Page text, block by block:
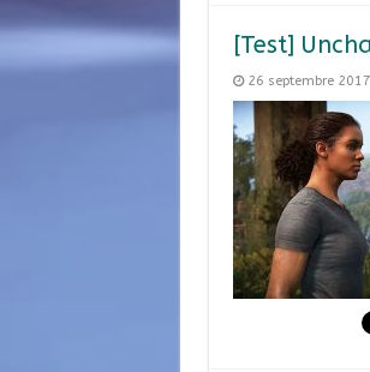
[Test]
26 septembre 2017